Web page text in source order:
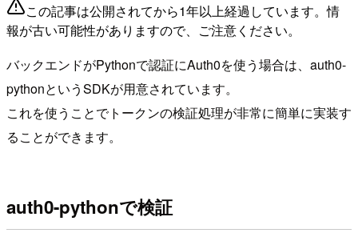
この記事は公開されてから1年以上経過しています。情
報が古い可能性がありますので、ご注意ください。
バックエンドがPythonで認証にAuth0を使う場合は、auth0-
pythonというSDKが用意されています。
これを使うことでトークンの検証処理が非常に簡単に実装す
ることができます。
auth0-pythonで検証